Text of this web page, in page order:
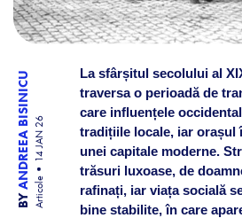
BY
ANDREEA BISINICU
Articole
14 JAN 26
La sfârșitul secolului al
traversa o perioadă de
care influențele
tradițiile locale, iar orașul
unei capitale moderne.
trăsuri luxoase, de
rafinați, iar viața socială
bine stabilite, în care